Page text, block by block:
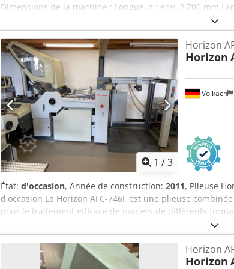
Dimensions de la machine : Longueur : env. 2 700 mm
Dcjdpfx Aksx H Sq Is Esk Poids : env. 1 050 kg
1 /3
Volkach
Horizon
Horizon
État: d'occasion, Année de construction: 2011, Plieuse
d'occasion La Horizon AFC-746F est une plieuse
pour le traitement efficace de papiers de différents
entièrement révisée et offre une solution de premier
imprimerie. Caractéristiques principales : - Margeur à
de grandes piles de papier directement depuis la
conviviale : la machine est équipée d'un grand écran
Horizon
Horizon